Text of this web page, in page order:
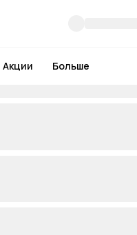
Акции Больше